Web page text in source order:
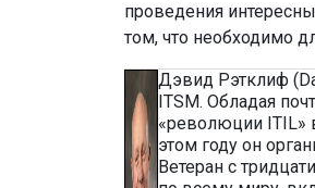
проведения
том, что необходимо
Дэвид Рэтклиф
ITSM. Обладая
«революции ITIL»
этом году он
Ветеран с